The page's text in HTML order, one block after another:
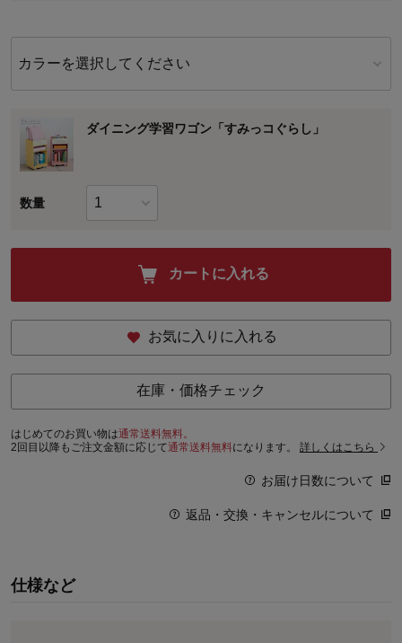
カラーを選択してください
ダイニング学習ワゴン「すみっコぐらし」
数量
カートに入れる
お気に入りに入れる
在庫・価格チェック
はじめてのお買い物は通常送料無料。
2回目以降もご注文金額に応じて通常送料無料になります。 詳しくはこちら
お届け日数について
返品・交換・キャンセルについて
仕様など